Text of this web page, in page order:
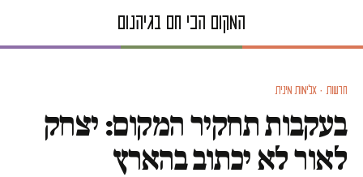
חדשות · אלימות מינית
בעקבות תחקיר המקום: יצחק
לאור לא יכתוב בהארץ